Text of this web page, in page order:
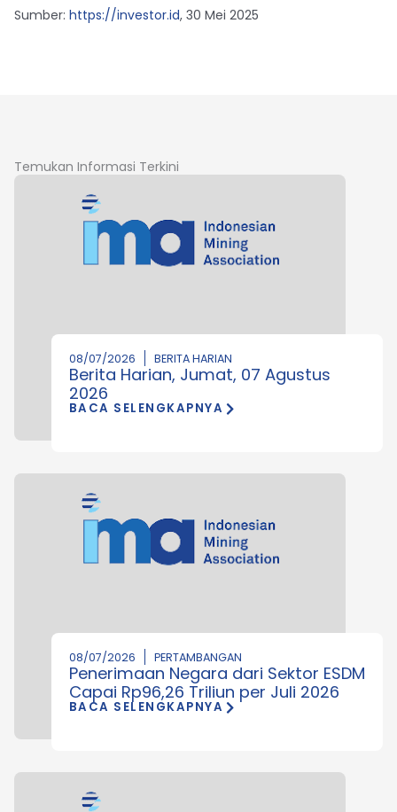
Sumber: https://investor.id, 30 Mei 2025
Temukan Informasi Terkini
08/07/2026 BERITA HARIAN
Berita Harian, Jumat, 07 Agustus
2026
BACA SELENGKAPNYA
08/07/2026 PERTAMBANGAN
Penerimaan Negara dari Sektor ESDM
Capai Rp96,26 Triliun per Juli 2026
BACA SELENGKAPNYA